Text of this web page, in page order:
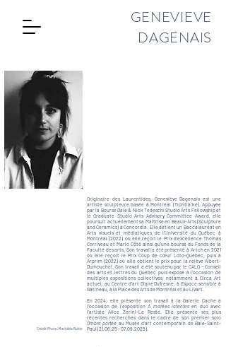
GENEVIEVE
DAGENAIS
Crédit Photo. Mathilda Rubio
Originaire des Laurentides, Geneviève Dagenais est une
artiste sculpteure basée à Montréal (Tiohtià:ke). Appuyée
par la Bourse Dale & Nick Tedeschi Studio Arts Fellowship et
le Graduate Studio Arts Advisory Committee Award, elle
poursuit actuellement sa Maîtrise en Beaux-Arts (Sculpture
and Ceramics) à Concordia. Elle détient un Baccalauréat en
Arts visuels et médiatiques de l’Université du Québec à
Montréal (2022) où elle reçoit le Prix d’excellence Thomas
Corriveau et Mario Côté ainsi qu'une bourse du Fonds de la
Faculté des arts. Son travail a été présenté à Artch en 2021
où elle reçoit le Prix Coup de cœur Loto-Québec, puis à
Arprim (2022) où elle obtient le prix pour la relève Albert-
Dumouchel. Son travail a été soutenu par le CALQ – Conseil
des arts et lettres du Québec puis exposé à l’occasion de
multiples expositions collectives, notamment à Circa Art
actuel, au Centre d'art Diane Dufresne, àEspace sensible à
Gatineau, à la Place des Arts de Montréal et au Livart.
En 2024, elle présente son travail à la Galerie Cache à
l’occasion de l'expositionÀ marées latentesen duo avec
l’artiste Alice Zerini-Le Reste. Elle présente ses plus
récentes recherches dans le cadre de son premier solo
Ombre portée au Musée d'art contemporain de Baie-Saint-
Paul (21.06.25 - 07.09.2025)